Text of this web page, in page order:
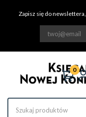
Zapisz się do newslettera,
0